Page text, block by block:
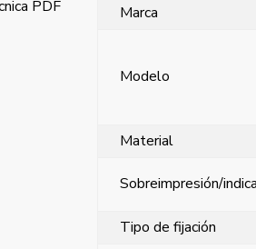
PDF Marca
Modelo
Material
Sobreimpresión/
Tipo de fijación